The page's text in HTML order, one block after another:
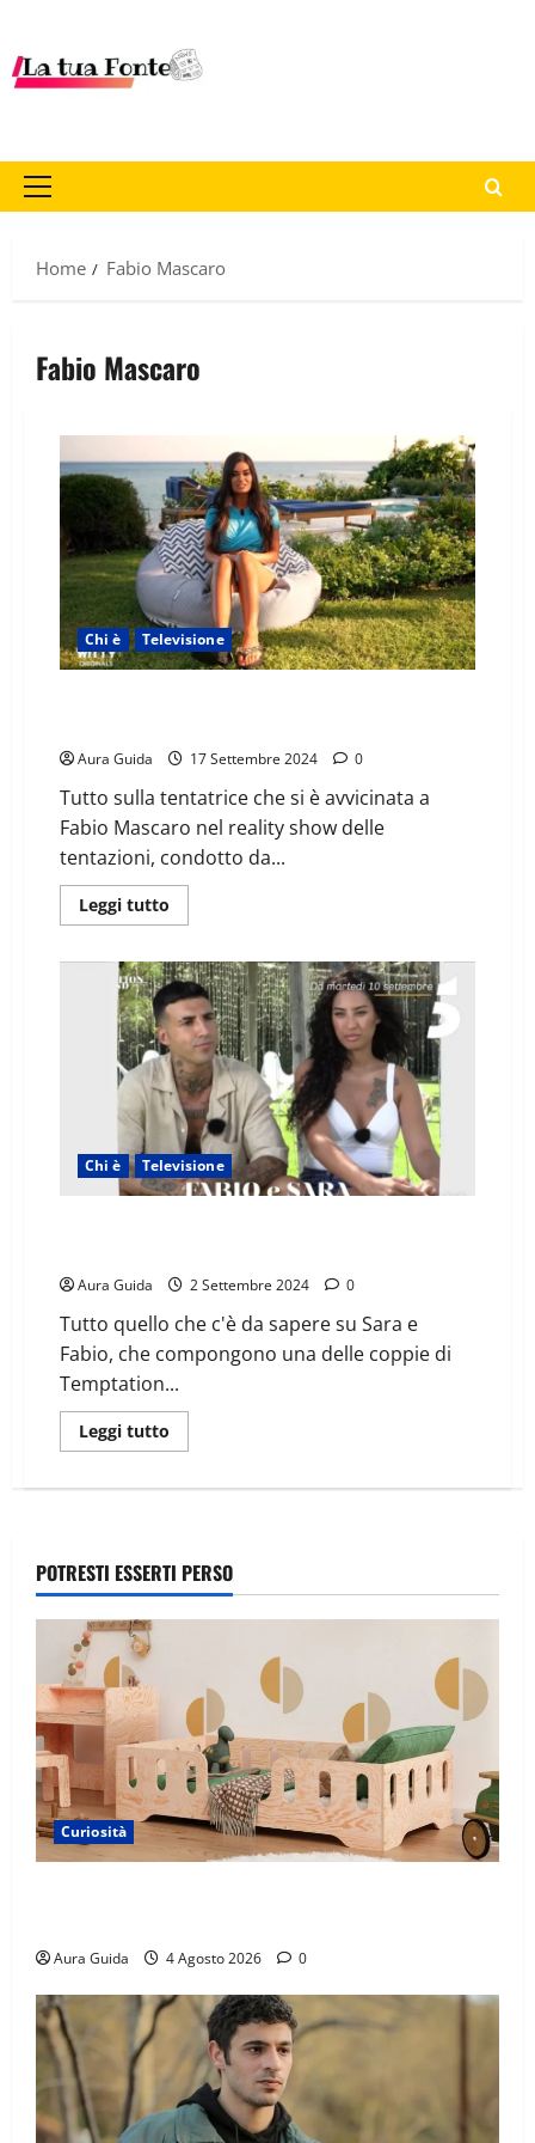
Home Fabio Mascaro
Fabio Mascaro
Chi è Televisione
Aura Guida 17 Settembre 2024 0
Tutto sulla tentatrice che si è avvicinata a
Fabio Mascaro nel reality show delle
tentazioni, condotto da...
Leggi tutto
Chi è Televisione
Aura Guida 2 Settembre 2024 0
Tutto quello che c'è da sapere su Sara e
Fabio, che compongono una delle coppie di
Temptation...
Leggi tutto
POTRESTI ESSERTI PERSO
Curiosità
Aura Guida 4 Agosto 2026 0